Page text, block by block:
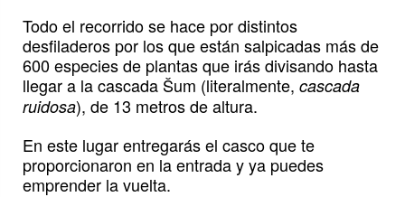
Todo el recorrido se hace por distintos
desfiladeros por los que están salpicadas más de
600 especies de plantas que irás divisando hasta
llegar a la cascada Šum (literalmente, cascada
ruidosa), de 13 metros de altura.
En este lugar entregarás el casco que te
proporcionaron en la entrada y ya puedes
emprender la vuelta.